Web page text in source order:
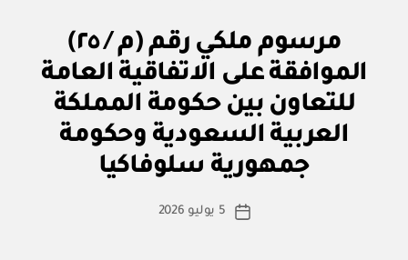
التصنيفات
مرسوم ملكي رقم (م / ٢٥)
الموافقة على الاتفاقية العامة
للتعاون بين حكومة المملكة
العربية السعودية وحكومة
جمهورية سلوفاكيا
كاتب
بو
ا
س
ة
تاريخ
5 يوليو 2026